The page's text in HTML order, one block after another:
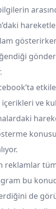
gösterirken
ve
reklamlar
bu
de